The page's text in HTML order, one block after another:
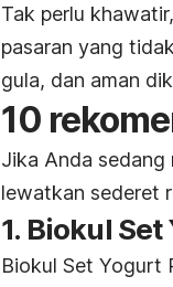
Tak perlu
pasaran yang
gula, dan aman
10
Jika Anda sedang
lewatkan sederet
1. Biokul
Biokul Set Yogurt